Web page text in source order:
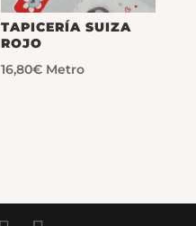
TAPICERÍA SUIZA
ROJO
16,80€ Metro